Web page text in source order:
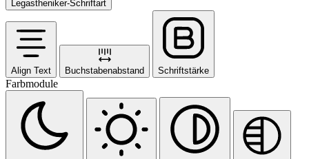
Legastheniker-Schriftart
Align Text Buchstabenabstand Schriftstärke
Farbmodule